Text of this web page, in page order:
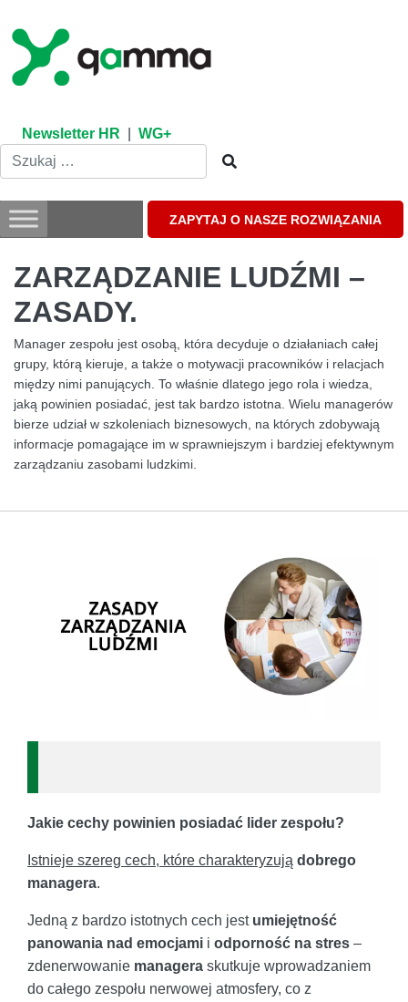
content
Newsletter HR WG+
ZAPYTAJ O NASZE ROZWIĄZANIA
ZARZĄDZANIE LUDŹMI –
ZASADY.
Manager zespołu jest osobą, która decyduje o działaniach całej
grupy, którą kieruje, a także o motywacji pracowników i relacjach
między nimi panujących. To właśnie dlatego jego rola i wiedza,
jaką powinien posiadać, jest tak bardzo istotna. Wielu managerów
bierze udział w szkoleniach biznesowych, na których zdobywają
informacje pomagające im w sprawniejszym i bardziej efektywnym
zarządzaniu zasobami ludzkimi.
Jakie cechy powinien posiadać lider zespołu?
Istnieje szereg cech, które charakteryzują dobrego
managera.
Jedną z bardzo istotnych cech jest umiejętność
panowania nad emocjami i odporność na stres –
zdenerwowanie managera skutkuje wprowadzaniem
do całego zespołu nerwowej atmosfery, co z